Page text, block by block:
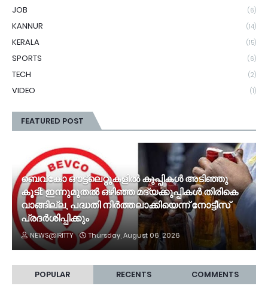
JOB (6)
KANNUR (14)
KERALA (15)
SPORTS (6)
TECH (2)
VIDEO (1)
FEATURED POST
ബെവ്‌കോ ഔട്ട്‌ലെറ്റുകളില്‍ കുപ്പികള്‍ അടിഞ്ഞു
കൂടി: ഇന്നുമുതല്‍ ഒഴിഞ്ഞ മദ്യക്കുപ്പികള്‍ തിരികെ
വാങ്ങില്ല, പദ്ധതി നിര്‍ത്തലാക്കിയെന്ന് നോട്ടീസ്
പ്രദര്‍ശിപ്പിക്കും
NEWS@IRITTY Thursday, August 06, 2026
POPULAR RECENTS COMMENTS